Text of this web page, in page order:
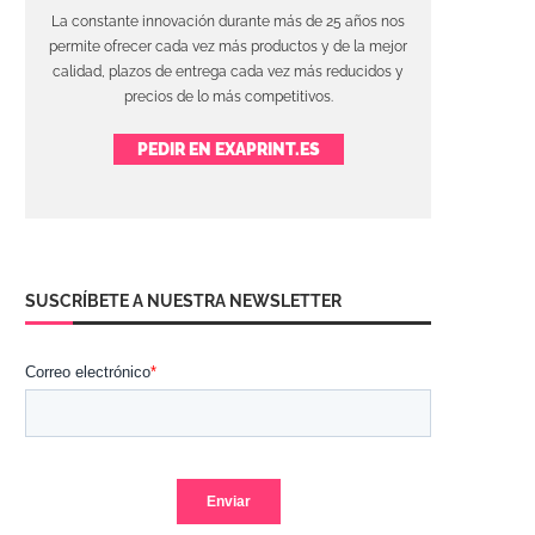
La constante innovación durante más de 25 años nos
permite ofrecer cada vez más productos y de la mejor
calidad, plazos de entrega cada vez más reducidos y
precios de lo más competitivos.
PEDIR EN EXAPRINT.ES
SUSCRÍBETE A NUESTRA NEWSLETTER